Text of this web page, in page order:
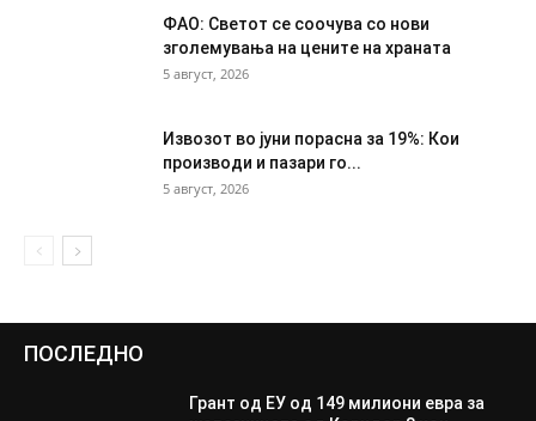
ФАО: Светот се соочува со нови
зголемувања на цените на храната
5 август, 2026
Извозот во јуни порасна за 19%: Кои
производи и пазари го...
5 август, 2026
ПОСЛЕДНО
Грант од ЕУ од 149 милиони евра за